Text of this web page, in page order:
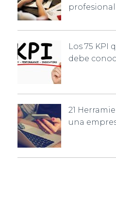
profesional
Los 75 KPI
debe
21
una